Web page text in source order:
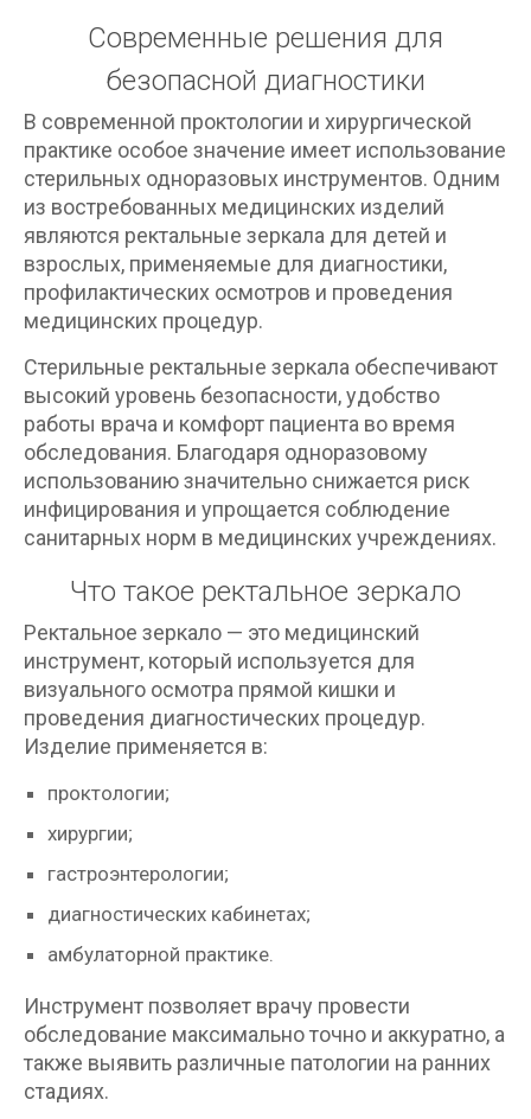
Современные решения для
безопасной диагностики
В современной проктологии и хирургической
практике особое значение имеет использование
стерильных одноразовых инструментов. Одним
из востребованных медицинских изделий
являются ректальные зеркала для детей и
взрослых, применяемые для диагностики,
профилактических осмотров и проведения
медицинских процедур.
Стерильные ректальные зеркала обеспечивают
высокий уровень безопасности, удобство
работы врача и комфорт пациента во время
обследования. Благодаря одноразовому
использованию значительно снижается риск
инфицирования и упрощается соблюдение
санитарных норм в медицинских учреждениях.
Что такое ректальное зеркало
Ректальное зеркало — это медицинский
инструмент, который используется для
визуального осмотра прямой кишки и
проведения диагностических процедур.
Изделие применяется в:
проктологии;
хирургии;
гастроэнтерологии;
диагностических кабинетах;
амбулаторной практике.
Инструмент позволяет врачу провести
обследование максимально точно и аккуратно, а
также выявить различные патологии на ранних
стадиях.